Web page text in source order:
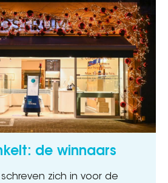
de winnaars
zich in voor de